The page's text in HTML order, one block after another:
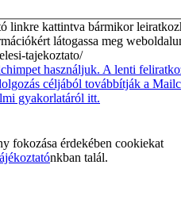
linkre kattintva bármikor
látogassa meg
tajekoztato/
használjuk. A lenti
céljából továbbítják a
gyakorlatáról itt.
fokozása érdekében cookiekat
nkban talál.